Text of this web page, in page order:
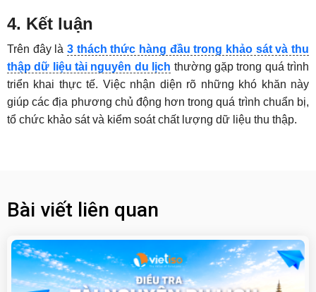
4. Kết luận
Trên đây là 3 thách thức hàng đầu trong khảo sát và thu
thập dữ liệu tài nguyên du lịch thường gặp trong quá trình
triển khai thực tế. Việc nhận diện rõ những khó khăn này
giúp các địa phương chủ động hơn trong quá trình chuẩn bị,
tổ chức khảo sát và kiểm soát chất lượng dữ liệu thu thập.
Bài viết liên quan